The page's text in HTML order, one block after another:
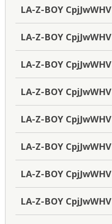
LA-Z-BOY CpjJwWHV
LA-Z-BOY CpjJwWHV
LA-Z-BOY CpjJwWHV
LA-Z-BOY CpjJwWHV
LA-Z-BOY CpjJwWHV
LA-Z-BOY CpjJwWHV
LA-Z-BOY CpjJwWHV
LA-Z-BOY CpjJwWHV